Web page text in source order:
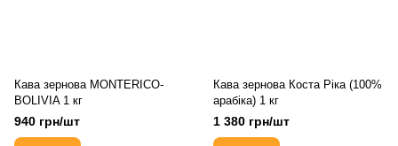
Кава зернова MONTERICO-
BOLIVIA 1 кг
940 грн/шт
Кава зернова Коста Ріка (100%
арабіка) 1 кг
1 380 грн/шт